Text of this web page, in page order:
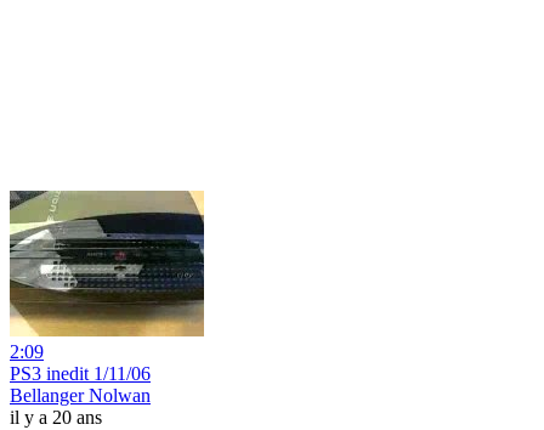
2:09
PS3 inedit 1/11/06
Bellanger Nolwan
il y a 20 ans